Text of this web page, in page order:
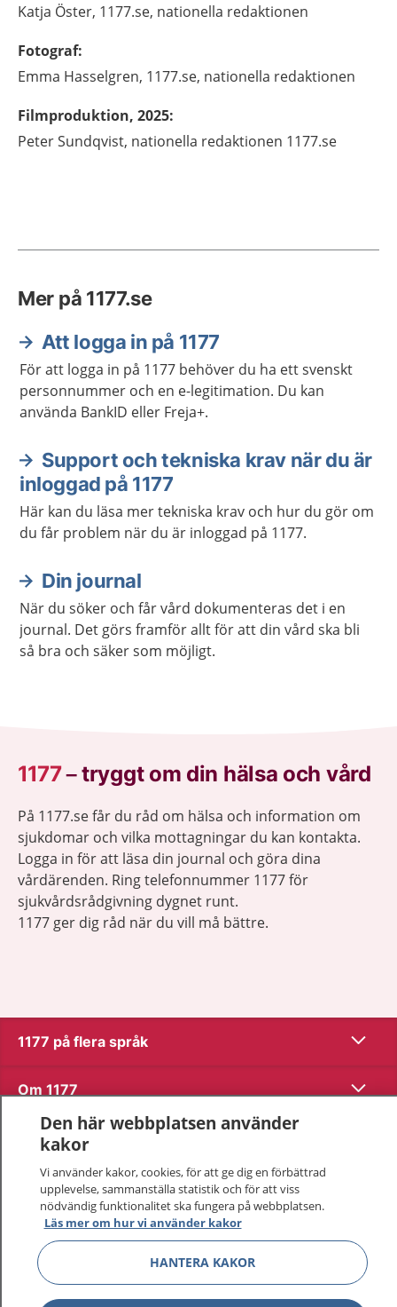
Katja Öster, 1177.se, nationella redaktionen
Fotograf:
Emma Hasselgren, 1177.se, nationella redaktionen
Filmproduktion, 2025:
Peter Sundqvist, nationella redaktionen 1177.se
Mer på 1177.se
Att logga in på 1177
För att logga in på 1177 behöver du ha ett svenskt
personnummer och en e-legitimation. Du kan
använda BankID eller Freja+.
Support och tekniska krav när du är
inloggad på 1177
Här kan du läsa mer tekniska krav och hur du gör om
du får problem när du är inloggad på 1177.
Din journal
När du söker och får vård dokumenteras det i en
journal. Det görs framför allt för att din vård ska bli
så bra och säker som möjligt.
1177–tryggt om din hälsa och vård
På 1177.se får du råd om hälsa och information om
sjukdomar och vilka mottagningar du kan kontakta.
Logga in för att läsa din journal och göra dina
vårdärenden. Ring telefonnummer 1177 för
sjukvårdsrådgivning dygnet runt.
1177 ger dig råd när du vill må bättre.
1177 på flera språk Visa
Om 1177 Visa
Kontakt
Behandling av personuppgifter
Hantering av kakor
Inställningar för kakor
Den här webbplatsen använder
kakor
Vi använder kakor, cookies, för att ge dig en förbättrad
upplevelse, sammanställa statistik och för att viss
nödvändig funktionalitet ska fungera på webbplatsen.
Läs mer om hur vi använder kakor
HANTERA KAKOR